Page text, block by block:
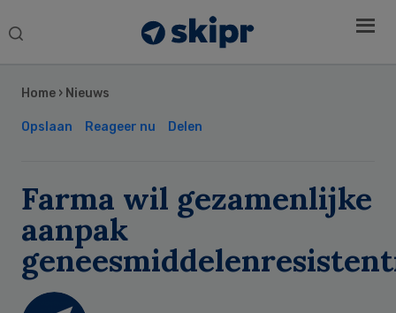
Search
Home › Nieuws
Opslaan Reageer nu Delen
Farma wil gezamenlijke
aanpak
Sidebar